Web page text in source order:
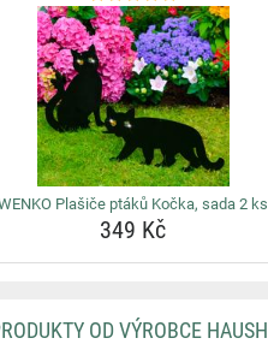
Plašiče ptáků Kočka, sada 2 ks
349 Kč
OD VÝROBCE